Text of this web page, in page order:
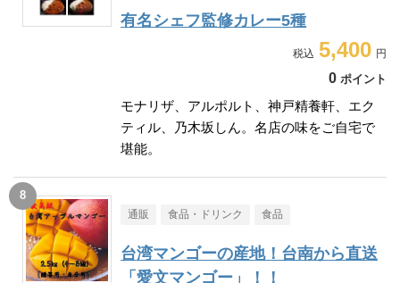
有名シェフ監修カレー5種
5,400
0 ポイント
モナリザ、アルポルト、神戸精養軒、エク
ティル、乃木坂しん。名店の味をご自宅で
堪能。
通販 食品・ドリンク 食品
台湾マンゴーの産地！台南から直送
「愛文マンゴー」！！